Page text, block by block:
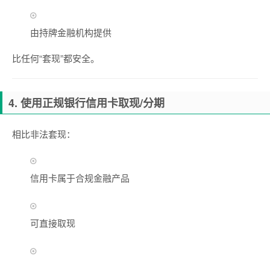
由持牌金融机构提供
比任何“套现”都安全。
4. 使用正规银行信用卡取现/分期
相比非法套现：
信用卡属于合规金融产品
可直接取现